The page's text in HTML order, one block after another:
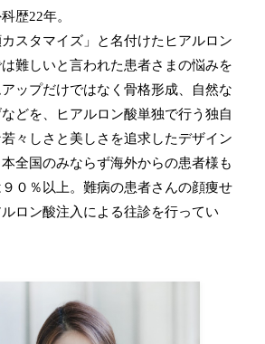
歴22年。
カスタマイズ」と名付けたヒアルロン
難しいと言われた患者さまの悩みを
ップだけではなく骨格形成、自然な
どを、ヒアルロン酸単独で行う独自
々しさと美しさを追求したデザイン
全国のみならず海外からの患者様も
０％以上。難病の患者さんの顔痩せ
ロン酸注入による往診を行ってい